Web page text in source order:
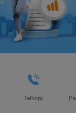
Telkom